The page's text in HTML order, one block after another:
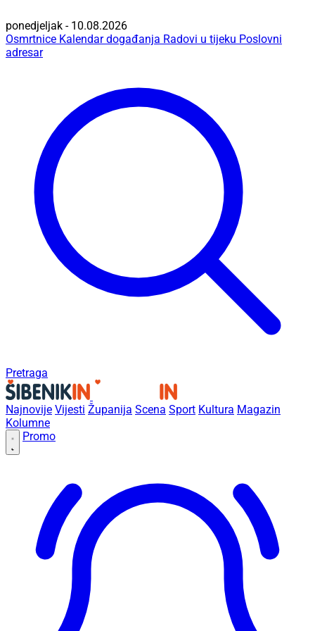
ponedjeljak - 10.08.2026
Osmrtnice Kalendar događanja Radovi u tijeku Poslovni
adresar
Pretraga
Najnovije Vijesti Županija Scena Sport Kultura Magazin
Kolumne
Promo